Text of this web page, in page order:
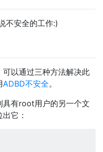
不安全的工作:)
以通过三种方法解决此
ADBD不安全。
具有root用户的另一个文
它：